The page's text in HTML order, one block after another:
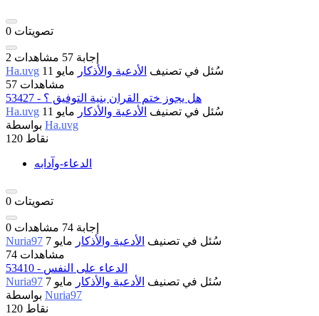
0 تصويتات
2 إجابة 57 مشاهدات
Ha.uvg
سُئل في تصنيف الأدعية والأذكار مايو 11
57 مشاهدات
53427 - هل يجوز ختم القران بنية التوفيق ؟
Ha.uvg
سُئل في تصنيف الأدعية والأذكار مايو 11
Ha.uvg
120 نقاط
الدعاء-وآدابه
0 تصويتات
0 إجابة 74 مشاهدات
Nuria97
سُئل في تصنيف الأدعية والأذكار مايو 7
74 مشاهدات
53410 - الدعاء على النفس
Nuria97
سُئل في تصنيف الأدعية والأذكار مايو 7
Nuria97
120 نقاط